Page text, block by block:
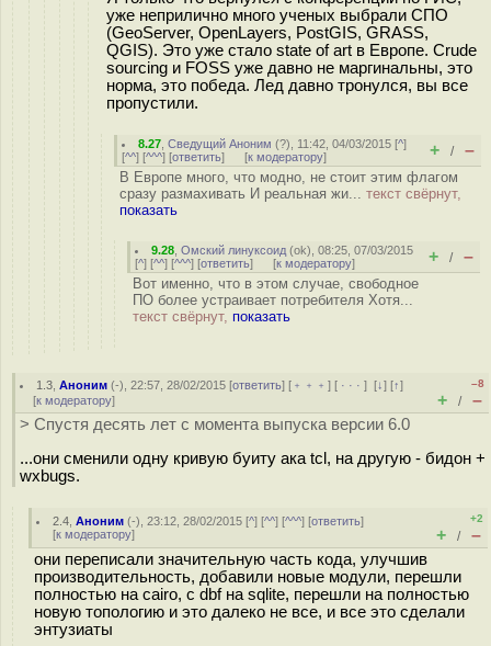
уже неприлично много ученых выбрали СПО
(GeoServer, OpenLayers, PostGIS, GRASS,
QGIS). Это уже стало state of art в Европе. Crude
sourcing и FOSS уже давно не маргинальны, это
норма, это победа. Лед давно тронулся, вы все
пропустили.
8.27 ,Сведущий Аноним (?), 11:42, 04/03/2015 [^]
[^^] [^^^] [ответить] [к модератору] + / –
В Европе много, что модно, не стоит этим флагом
сразу размахивать И реальная жи... текст свёрнут,
показать
9.28 ,Омский линуксоид (ok), 08:25, 07/03/2015
[^] [^^] [^^^] [ответить] [к модератору] + / –
Вот именно, что в этом случае, свободное
ПО более устраивает потребителя Хотя...
текст свёрнут, показать
1.3 ,Аноним (-), 22:57, 28/02/2015 [ответить] [ ﹢﹢﹢] [ · · ·][↓] [↑]
[к модератору]
–8
+ / –
> Спустя десять лет с момента выпуска версии 6.0
...они сменили одну кривую буиту ака tcl, на другую - бидон +
wxbugs.
2.4 ,Аноним (-), 23:12, 28/02/2015 [^] [^^] [^^^] [ответить]
[к модератору]
+2
+ / –
они переписали значительную часть кода, улучшив
производительность, добавили новые модули, перешли
полностью на cairo, с dbf на sqlite, перешли на полностью
новую топологию и это далеко не все, и все это сделали
энтузиаты